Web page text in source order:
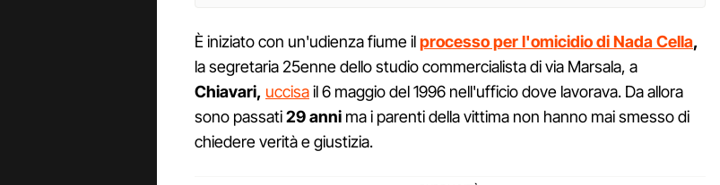
È iniziato con un'udienza fiume ilprocesso per l'omicidio di Nada Cella,
la segretaria 25enne dello studio commercialista di via Marsala, a
Chiavari, uccisail 6 maggio del 1996 nell'ufficio dove lavorava. Da allora
sono passati29 anni ma i parenti della vittima non hanno mai smesso di
chiedere verità e giustizia.